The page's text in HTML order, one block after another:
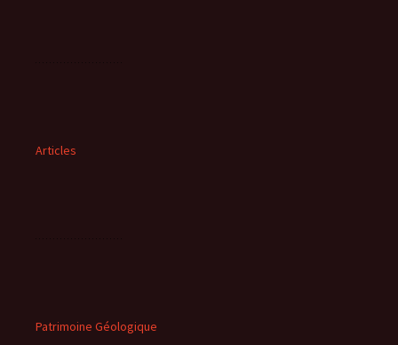
Articles
Patrimoine Géologique